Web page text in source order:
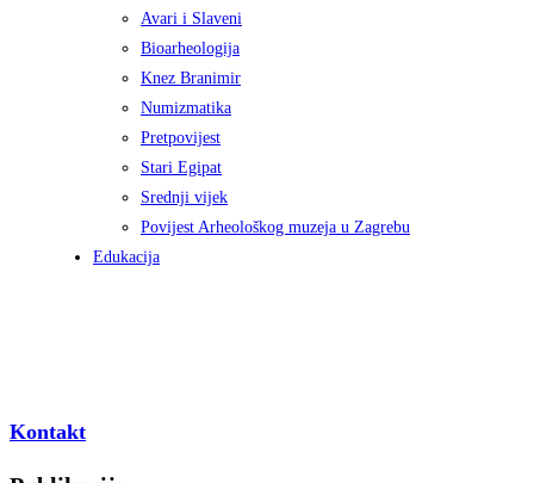
Avari i Slaveni
Bioarheologija
Knez Branimir
Numizmatika
Pretpovijest
Stari Egipat
Srednji vijek
Povijest Arheološkog muzeja u Zagrebu
Edukacija
Kontakt